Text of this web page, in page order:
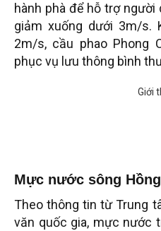
hành phà để hỗ trợ
giảm xuống dưới 3m/s.
2m/s, cầu phao Phong
phục vụ lưu thông bình
Mực nước sông
Theo thông tin từ Trung
văn quốc gia, mực nước